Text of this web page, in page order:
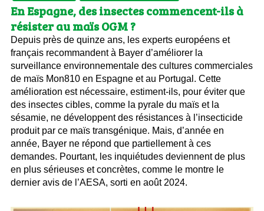
En Espagne, des insectes commencent-ils à
résister au maïs OGM ?
Depuis près de quinze ans, les experts européens et
français recommandent à Bayer d’améliorer la
surveillance environnementale des cultures commerciales
de maïs Mon810 en Espagne et au Portugal. Cette
amélioration est nécessaire, estiment-ils, pour éviter que
des insectes cibles, comme la pyrale du maïs et la
sésamie, ne développent des résistances à l’insecticide
produit par ce maïs transgénique. Mais, d’année en
année, Bayer ne répond que partiellement à ces
demandes. Pourtant, les inquiétudes deviennent de plus
en plus sérieuses et concrètes, comme le montre le
dernier avis de l’AESA, sorti en août 2024.